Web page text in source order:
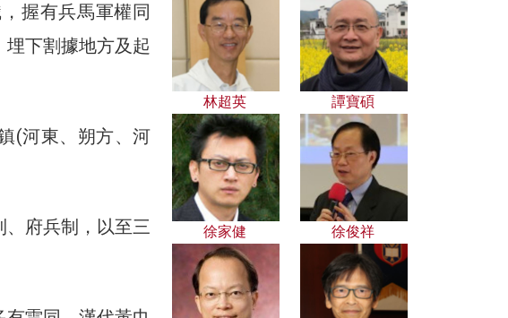
握有兵馬軍權同
下割據地方及起
(河東、朔方、河
府兵制，以至三
林超英 譚寶碩
徐家健 徐俊祥